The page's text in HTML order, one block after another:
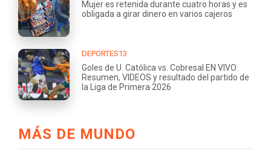
Mujer es retenida durante cuatro horas y es
obligada a girar dinero en varios cajeros
DEPORTES13
Goles de U. Católica vs. Cobresal EN VIVO:
Resumen, VIDEOS y resultado del partido de
la Liga de Primera 2026
MÁS DE MUNDO